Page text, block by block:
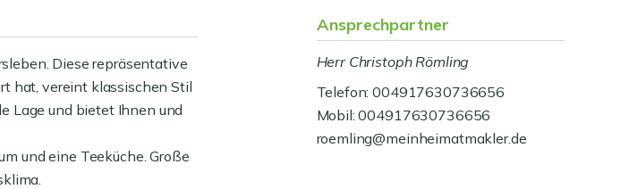
Diese repräsentative
hat, vereint klassischen Stil
Lage und bietet Ihnen und
und eine Teeküche. Große
Ansprechpartner
Herr Christoph Römling
Telefon: 004917630736656
Mobil: 004917630736656
roemling@meinheimatmakler.de